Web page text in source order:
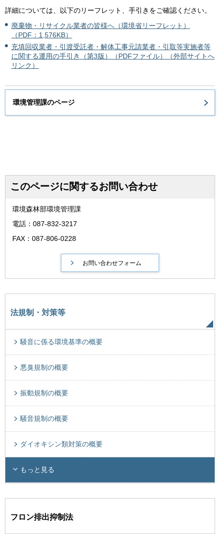
詳細については、以下のリーフレット、手引きをご確認ください。
廃棄物・リサイクル業者の皆様へ（環境省リーフレット）
（PDF：1,576KB）
充填回収業者・引渡受託者・解体工事元請業者・引取等実施者等
に関する運用の手引き（第3版）（PDFファイル）（外部サイトへ
リンク）
環境管理課のページ
このページに関するお問い合わせ
環境森林部環境管理課
電話：087-832-3217
FAX：087-806-0228
法規制・対策等
騒音に係る環境基準の概要
悪臭規制の概要
振動規制の概要
騒音規制の概要
ダイオキシン類対策の概要
もっと見る
フロン排出抑制法